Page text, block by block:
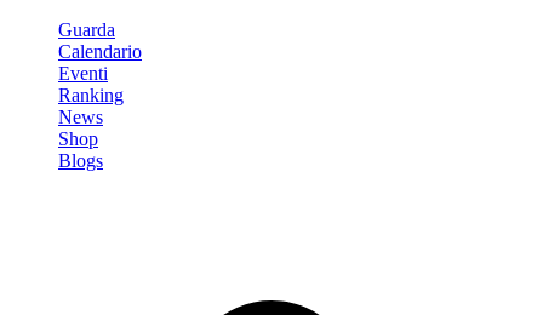
Guarda
Calendario
Eventi
Ranking
News
Shop
Blogs